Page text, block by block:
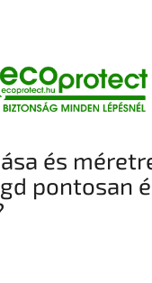
és
pontosan